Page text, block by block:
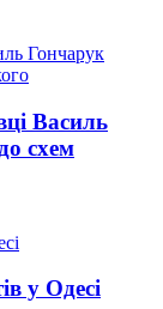
Василь
схем
у Одесі